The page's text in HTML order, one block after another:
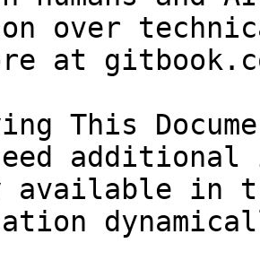
over
at
This
in